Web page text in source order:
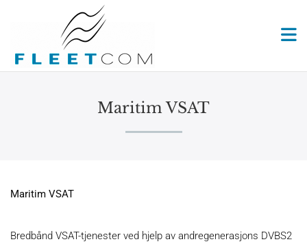
Maritim VSAT
Maritim VSAT
Bredbånd VSAT-tjenester ved hjelp av andregenerasjons DVBS2